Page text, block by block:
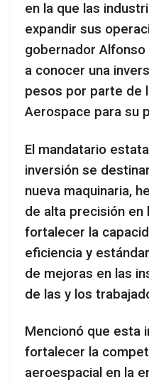
en la que las
expandir sus
gobernador Alfonso
a conocer una
pesos por parte de
Aerospace para su
El mandatario
inversión se
nueva maquinaria,
de alta precisión en
fortalecer la
eficiencia y
de mejoras en las
de las y los
Mencionó que esta
fortalecer la
aeroespacial en la